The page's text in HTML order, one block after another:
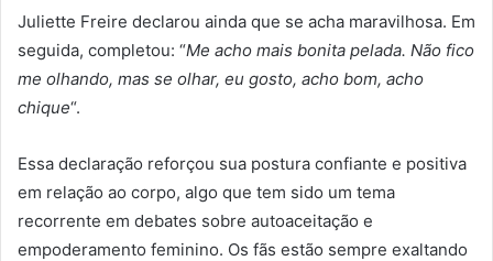
Juliette Freire declarou ainda que se acha maravilhosa. Em
seguida, completou: “Me acho mais bonita pelada. Não fico
me olhando, mas se olhar, eu gosto, acho bom, acho
chique“.
Essa declaração reforçou sua postura confiante e positiva
em relação ao corpo, algo que tem sido um tema
recorrente em debates sobre autoaceitação e
empoderamento feminino. Os fãs estão sempre exaltando